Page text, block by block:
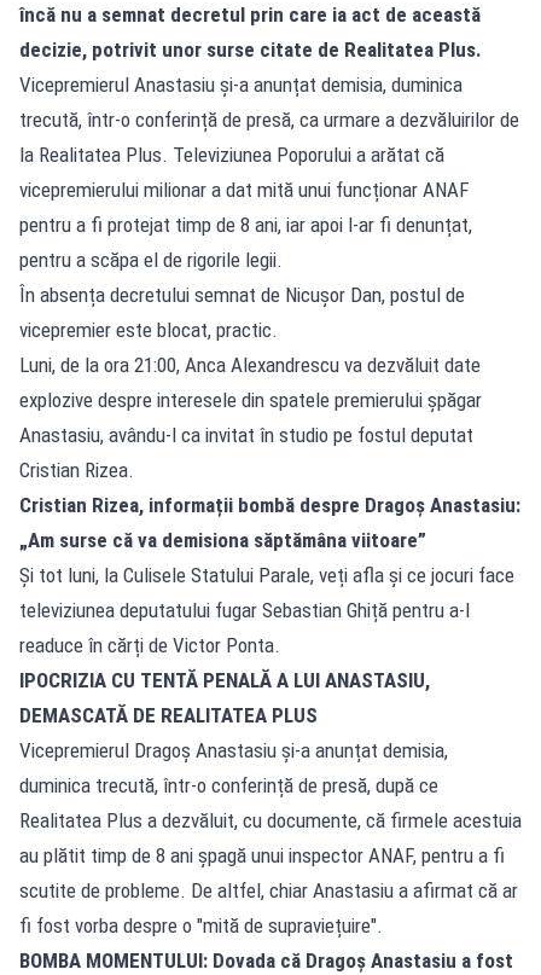
încă nu a semnat decretul prin care ia act de această
decizie, potrivit unor surse citate de Realitatea Plus.
Vicepremierul Anastasiu și-a anunțat demisia, duminica
trecută, într-o conferință de presă, ca urmare a dezvăluirilor de
la Realitatea Plus. Televiziunea Poporului a arătat că
vicepremierului milionar a dat mită unui funcționar ANAF
pentru a fi protejat timp de 8 ani, iar apoi l-ar fi denunțat,
pentru a scăpa el de rigorile legii.
În absența decretului semnat de Nicușor Dan, postul de
vicepremier este blocat, practic.
Luni, de la ora 21:00, Anca Alexandrescu va dezvăluit date
explozive despre interesele din spatele premierului șpăgar
Anastasiu, avându-l ca invitat în studio pe fostul deputat
Cristian Rizea.
Cristian Rizea, informații bombă despre Dragoș Anastasiu:
„Am surse că va demisiona săptămâna viitoare”
Și tot luni, la Culisele Statului Parale, veți afla și ce jocuri face
televiziunea deputatului fugar Sebastian Ghiță pentru a-l
readuce în cărți de Victor Ponta.
IPOCRIZIA CU TENTĂ PENALĂ A LUI ANASTASIU,
DEMASCATĂ DE REALITATEA PLUS
Vicepremierul Dragoș Anastasiu și-a anunțat demisia,
duminica trecută, într-o conferință de presă, după ce
Realitatea Plus a dezvăluit, cu documente, că firmele acestuia
au plătit timp de 8 ani șpagă unui inspector ANAF, pentru a fi
scutite de probleme. De altfel, chiar Anastasiu a afirmat că ar
fi fost vorba despre o "mită de supraviețuire".
BOMBA MOMENTULUI: Dovada că Dragoș Anastasiu a fost